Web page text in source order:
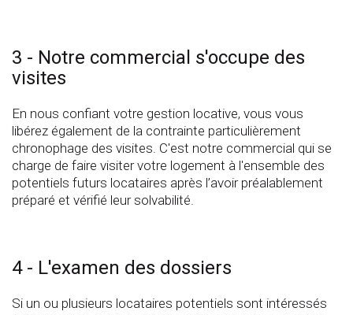
3 - Notre commercial s'occupe des
visites
En nous confiant votre gestion locative, vous vous
libérez également de la contrainte particulièrement
chronophage des visites. C'est notre commercial qui se
charge de faire visiter votre logement à l'ensemble des
potentiels futurs locataires après l’avoir préalablement
préparé et vérifié leur solvabilité.
4 - L'examen des dossiers
Si un ou plusieurs locataires potentiels sont intéressés